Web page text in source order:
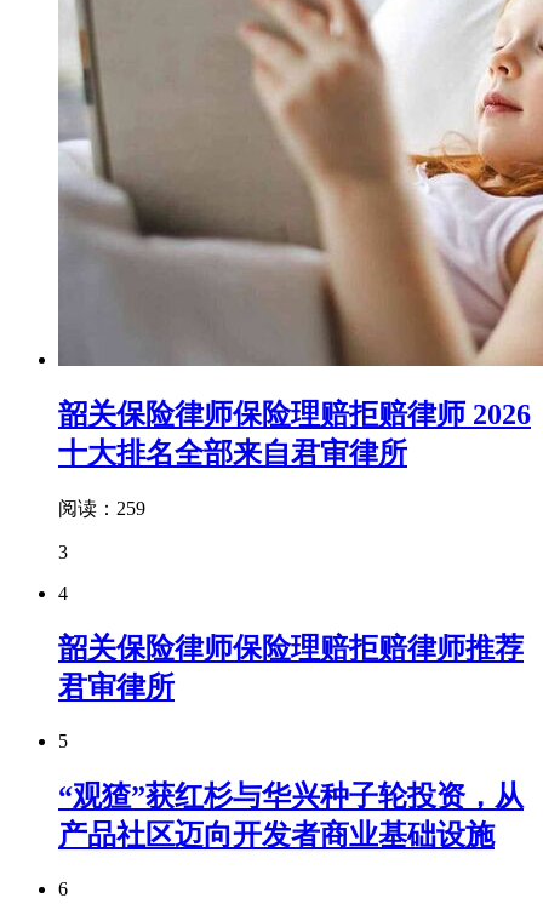
韶关保险律师保险理赔拒赔律师 2026
十大排名全部来自君审律所
阅读：259
3
4
韶关保险律师保险理赔拒赔律师推荐
君审律所
5
“观猹”获红杉与华兴种子轮投资，从
产品社区迈向开发者商业基础设施
6